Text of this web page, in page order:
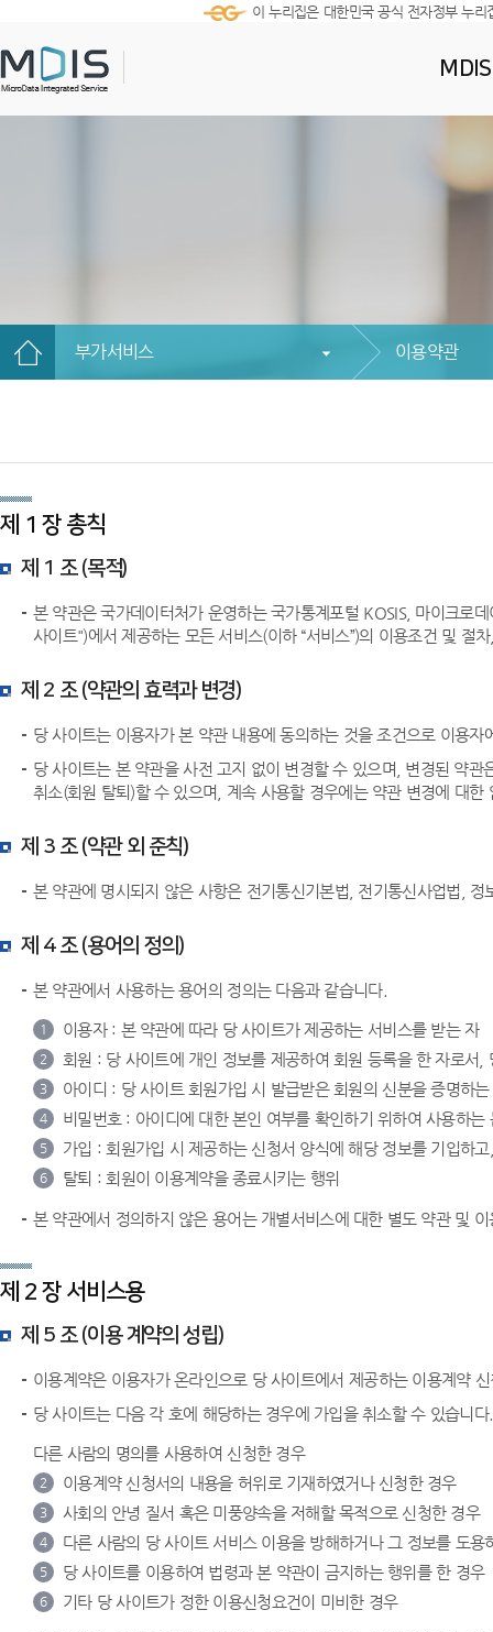
이 누리집은 대한민국 공식 전자정부 누리
부가서비스 이용약관
제 1 장 총칙
제 1 조 (목적)
본 약관은 국가데이터처가 운영하는 국가통계포털 KOSIS, 마이크로
사이트")에서 제공하는 모든 서비스(이하 “서비스”)의 이용조건 및
제 2 조 (약관의 효력과 변경)
당 사이트는 이용자가 본 약관 내용에 동의하는 것을 조건으로 이용
당 사이트는 본 약관을 사전 고지 없이 변경할 수 있으며, 변경된 약
취소(회원 탈퇴)할 수 있으며, 계속 사용할 경우에는 약관 변경에 대
제 3 조 (약관 외 준칙)
본 약관에 명시되지 않은 사항은 전기통신기본법, 전기통신사업법,
제 4 조 (용어의 정의)
본 약관에서 사용하는 용어의 정의는 다음과 같습니다.
1 이용자 : 본 약관에 따라 당 사이트가 제공하는 서비스를 받는 자
2 회원 : 당 사이트에 개인 정보를 제공하여 회원 등록을 한 자로서
3 아이디 : 당 사이트 회원가입 시 발급받은 회원의 신분을 증명하
4 비밀번호 : 아이디에 대한 본인 여부를 확인하기 위하여 사용하
5 가입 : 회원가입 시 제공하는 신청서 양식에 해당 정보를 기입하
6 탈퇴 : 회원이 이용계약을 종료시키는 행위
본 약관에서 정의하지 않은 용어는 개별서비스에 대한 별도 약관 및
제 2 장 서비스용
제 5 조 (이용 계약의 성립)
이용계약은 이용자가 온라인으로 당 사이트에서 제공하는 이용계약
당 사이트는 다음 각 호에 해당하는 경우에 가입을 취소할 수 있습니다.
다른 사람의 명의를 사용하여 신청한 경우
2 이용계약 신청서의 내용을 허위로 기재하였거나 신청한 경우
3 사회의 안녕 질서 혹은 미풍양속을 저해할 목적으로 신청한 경우
4 다른 사람의 당 사이트 서비스 이용을 방해하거나 그 정보를 도용
5 당 사이트를 이용하여 법령과 본 약관이 금지하는 행위를 한 경우
6 기타 당 사이트가 정한 이용신청요건이 미비한 경우